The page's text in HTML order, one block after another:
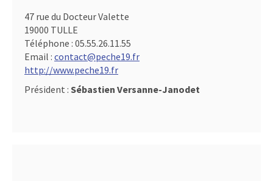
47 rue du Docteur Valette
19000 TULLE
Téléphone : 05.55.26.11.55
Email : contact@peche19.fr
http://www.peche19.fr
Président : Sébastien Versanne-Janodet